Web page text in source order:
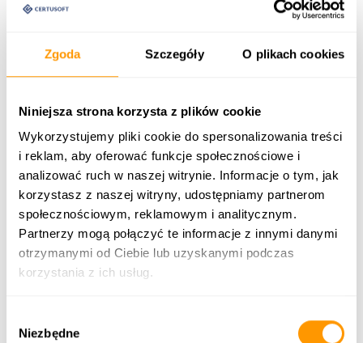
Zgoda Szczegóły O plikach cookies
Niniejsza strona korzysta z plików cookie
Wykorzystujemy pliki cookie do spersonalizowania treści
i reklam, aby oferować funkcje społecznościowe i
analizować ruch w naszej witrynie. Informacje o tym, jak
korzystasz z naszej witryny, udostępniamy partnerom
społecznościowym, reklamowym i analitycznym.
Partnerzy mogą połączyć te informacje z innymi danymi
otrzymanymi od Ciebie lub uzyskanymi podczas
korzystania z ich usług.
zgody
Niezbędne
czy może pracować na tych samych danych co klient,
czy system wspiera rekomendacje kolejnych działań,
W modelu B2B/B2C kanał online nie powinien
konkurować z handlowcem. Powinien dostarczać mu
kontekstu, skracać pracę operacyjną i pomagać
obsługiwać więcej klientów bez utraty jakości relacji.
6. Integracja z ERP
ERP jest często źródłem prawdy dla cen, kontrahentów,
stanów, dokumentów, płatności, limitów, faktur i
warunków handlowych. Platforma sprzedażowa, która
Należy ocenić: